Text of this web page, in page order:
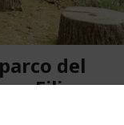
del
Filippo